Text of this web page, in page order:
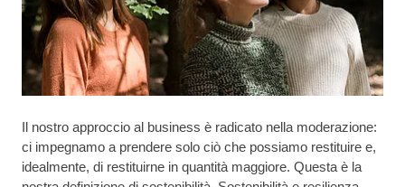
Il nostro approccio al business è radicato nella moderazione:
ci impegnamo a prendere solo ciò che possiamo restituire e,
idealmente, di restituirne in quantità maggiore. Questa è la